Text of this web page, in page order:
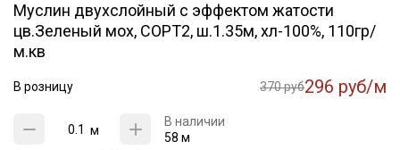
Муслин двухслойный с эффектом жатости
цв.Зеленый мох, СОРТ2, ш.1.35м, хл-100%, 110гр/
м.кв
В розницу 370 руб296 руб/м
м
В наличии
58 м